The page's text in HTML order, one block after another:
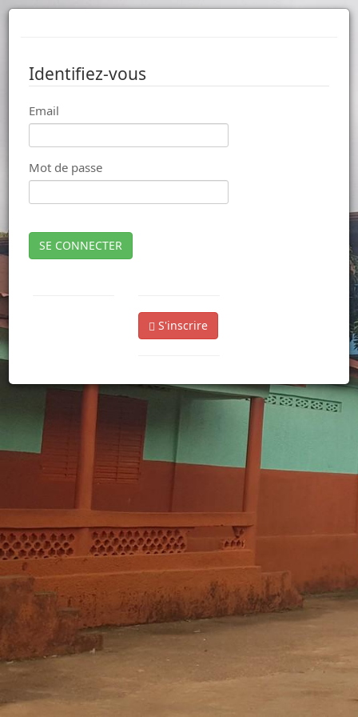
Identifiez-vous
Email
Mot de passe
SE CONNECTER
S'inscrire